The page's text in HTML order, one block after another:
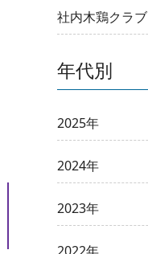
社内木鶏クラブ
年代別
2025年
2024年
2023年